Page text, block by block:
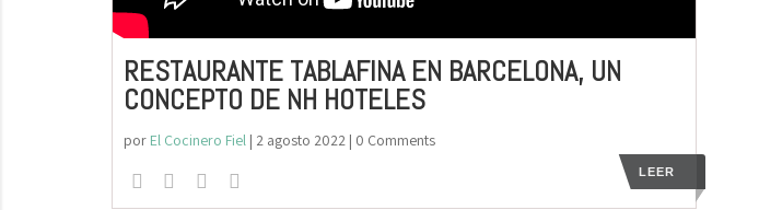
RESTAURANTE TABLAFINA EN BARCELONA, UN
CONCEPTO DE NH HOTELES
por El Cocinero Fiel| 2 agosto 2022| 0 Comments
LEER